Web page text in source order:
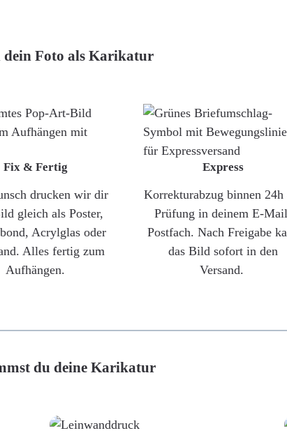
dein Foto als Karikatur
Fix & Fertig
drucken wir dir
gleich als Poster,
Acrylglas oder
Alles fertig zum
Aufhängen.
Express
Korrekturabzug binnen 24h
Prüfung in deinem E-
Postfach. Nach Freigabe
das Bild sofort in den
Versand.
du deine Karikatur